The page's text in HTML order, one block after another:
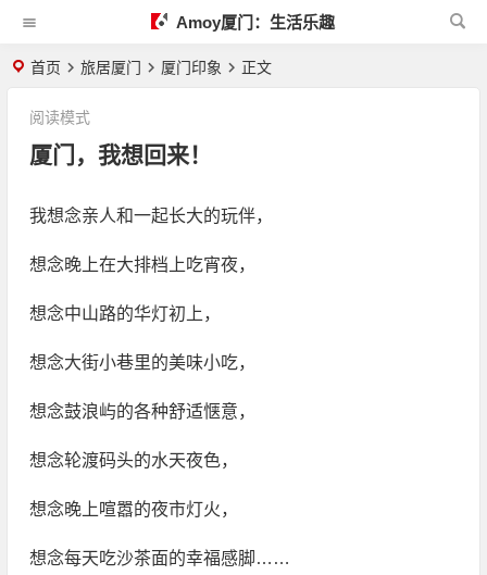
Amoy厦门：生活乐趣
首页 旅居厦门 厦门印象 正文
厦门，我想回来！
阅读模式
我想念亲人和一起长大的玩伴，
想念晚上在大排档上吃宵夜，
想念中山路的华灯初上，
想念大街小巷里的美味小吃，
想念鼓浪屿的各种舒适惬意，
想念轮渡码头的水天夜色，
想念晚上喧嚣的夜市灯火，
想念每天吃沙茶面的幸福感脚……